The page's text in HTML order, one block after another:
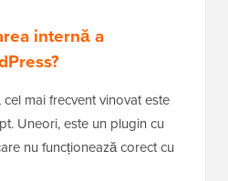
internă a
mai frecvent vinovat este
Uneori, este un plugin cu
nu funcționează corect cu